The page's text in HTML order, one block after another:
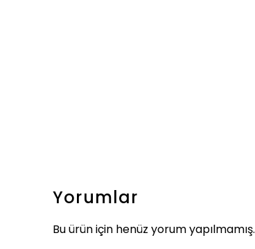
Yorumlar
Bu ürün için henüz yorum yapılmamış.